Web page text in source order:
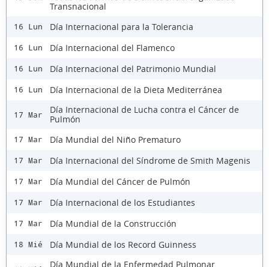
Transnacional
16 Lun Día Internacional para la Tolerancia
16 Lun Día Internacional del Flamenco
16 Lun Día Internacional del Patrimonio Mundial
16 Lun Día Internacional de la Dieta Mediterránea
17 Mar
Día Internacional de Lucha contra el Cáncer de
Pulmón
17 Mar Día Mundial del Niño Prematuro
17 Mar Día Internacional del Síndrome de Smith Magenis
17 Mar Día Mundial del Cáncer de Pulmón
17 Mar Día Internacional de los Estudiantes
17 Mar Día Mundial de la Construcción
18 Mié Día Mundial de los Record Guinness
Día Mundial de la Enfermedad Pulmonar